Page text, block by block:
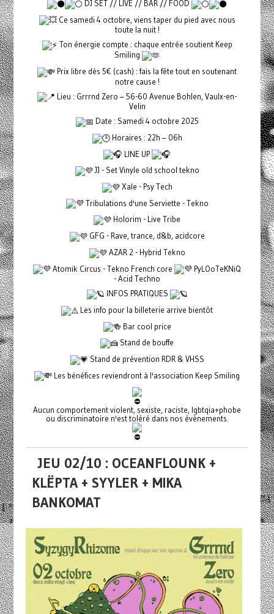
DJ SET // LIVE // BAR // FOOD
Ce samedi 4 octobre, viens taper du pied avec nous
toute la nuit !
Ton énergie compte : chaque entrée soutient Keep
Smiling
Prix libre dès 5€ (cash) : fais la fête tout en soutenant
notre cause !
Lieu : Grrrnd Zero – 56-60 Avenue Bohlen, Vaulx-en-
Velin
Date : Samedi 4 octobre 2025
Horaires : 22h – 06h
LINE UP
JJ - Set Vinyle old school tekno
Xale - Psy Tech
Tribulations d'une Serviette - Tekno
Holorim - Live Tribe
GFG - Rave, trance, d&b, acidcore
AZAR 2 - Hybrid Tekno
Atomik Circus - Tekno French core
PyLOoTeKNiQ
- Acid Techno
INFOS PRATIQUES
Les info pour la billeterie arrive bientôt
Bar cool price
Stand de bouffe
Stand de prévention RDR & VHSS
Les bénéfices reviendront à l'association Keep Smiling
Aucun comportement violent, sexiste, raciste, lgbtqia+phobe
ou discriminatoire n'est toléré dans nos évènements.
JEU 02/10 : OCEANFLOUNK +
KLËPTA + SYYLER + MIKA
BANKOMAT